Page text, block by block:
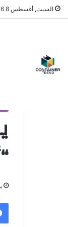
السبت, أغسطس 8 2026